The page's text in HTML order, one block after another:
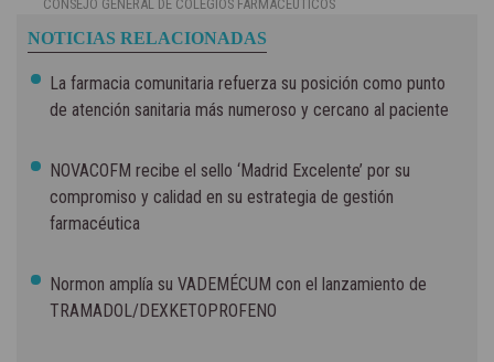
CONSEJO GENERAL DE COLEGIOS FARMACÉUTICOS
NOTICIAS RELACIONADAS
La farmacia comunitaria refuerza su posición como punto
de atención sanitaria más numeroso y cercano al paciente
NOVACOFM recibe el sello ‘Madrid Excelente’ por su
compromiso y calidad en su estrategia de gestión
farmacéutica
Normon amplía su VADEMÉCUM con el lanzamiento de
TRAMADOL/DEXKETOPROFENO